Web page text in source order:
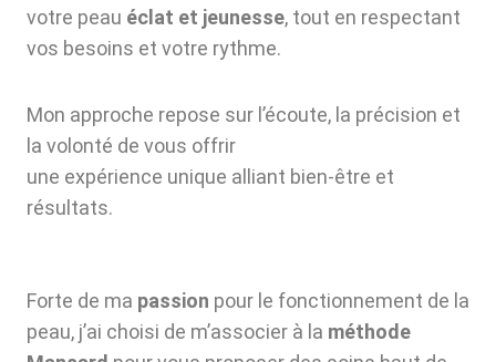
votre peau éclat et jeunesse, tout en respectant
vos besoins et votre rythme.
Mon approche repose sur l’écoute, la précision et
la volonté de vous offrir
une expérience unique alliant bien-être et
résultats.
Forte de ma passion pour le fonctionnement de la
peau, j’ai choisi de m’associer à la méthode